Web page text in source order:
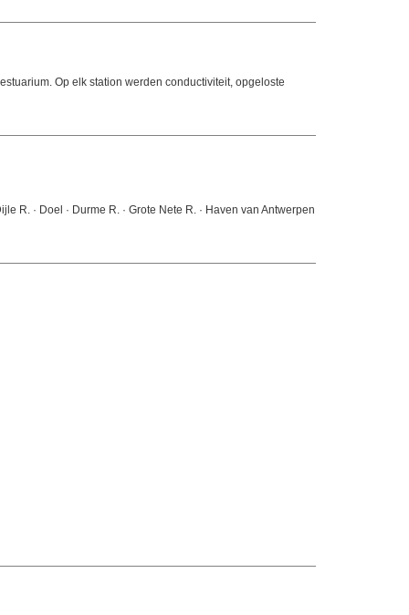
Op elk station werden conductiviteit, opgeloste
R. · Doel · Durme R. · Grote Nete R. · Haven van Antwerpen